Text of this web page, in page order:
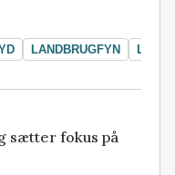
LANDBRUGFYN
sætter fokus på